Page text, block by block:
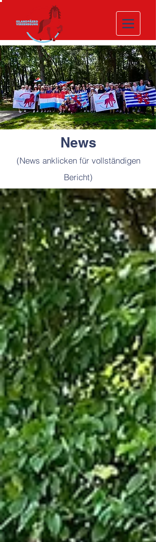
News
(News anklicken für vollständigen
Bericht)